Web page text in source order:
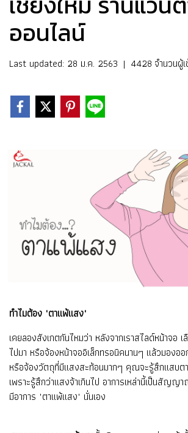
ออนไลน์
Last updated: 28 ม.ค. 2563 | 4428 จำนวนผู้เ
ทำไมต้อง "ตาแพ้แสง"
เคยลองสังเกตกันไหมว่า หลังจากเราสไลด์หน้าจอ
ไปมา หรือจ้องหน้าจออิเล็กทรอนิคนานๆ แล้วมองออ
หรือจ้องวัตถุที่มีแสงสะท้อนมากๆ คุณจะรู้สึกแสบต
เพราะรู้สึกว่าแสงจ้าเกินไป อาการเหล่านี้เป็นสัญ
มีอาการ "ตาแพ้แสง" นั่นเอง